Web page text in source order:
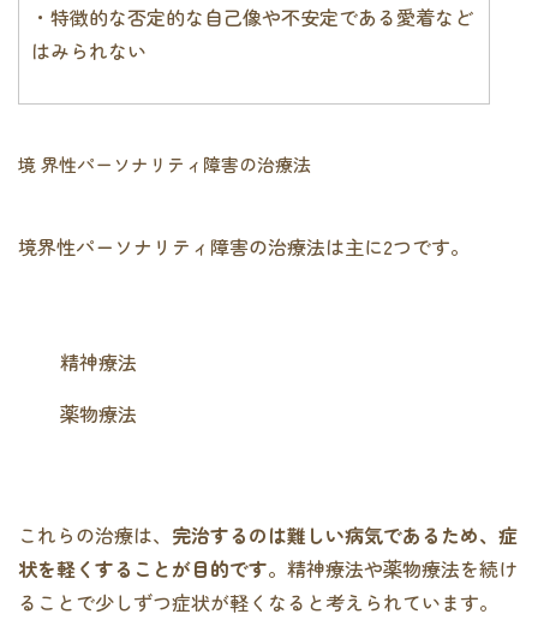
・特徴的な否定的な自己像や不安定である愛着など
はみられない
境 界性パーソナリティ障害の治療法
境界性パーソナリティ障害の治療法は主に2つです。
精神療法
薬物療法
これらの治療は、 完治するのは難しい病気であるため、症
状を軽くすることが目的です。精神療法や薬物療法を続け
ることで少しずつ症状が軽くなると考えられています。